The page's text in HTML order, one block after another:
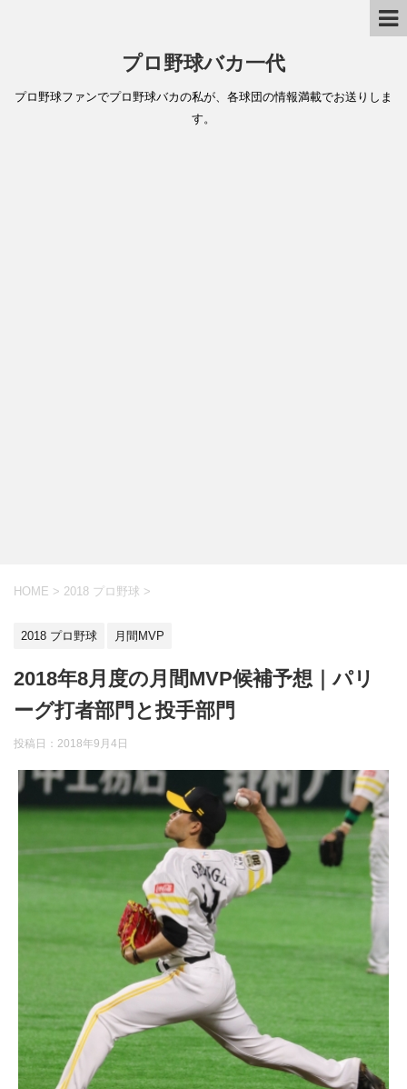
プロ野球バカ一代
プロ野球ファンでプロ野球バカの私が、各球団の情報満載でお送りしま
す。
HOME > 2018 プロ野球 >
2018 プロ野球 月間MVP
2018年8月度の月間MVP候補予想｜パリ
ーグ打者部門と投手部門
投稿日： 2018年9月4日